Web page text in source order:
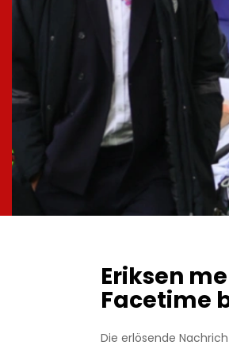
Eriksen
Facetime
Die erlösende